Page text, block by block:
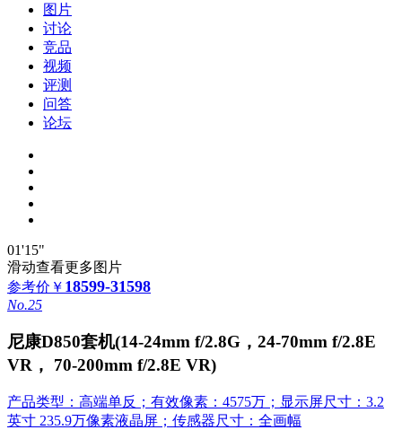
图片
讨论
竞品
视频
评测
问答
论坛
01'15"
滑动查看更多图片
参考价 ￥ 18599-31598
No.25
尼康D850套机(14-24mm f/2.8G，24-70mm f/2.8E
VR， 70-200mm f/2.8E VR)
产品类型：高端单反；有效像素：4575万；显示屏尺寸：3.2
英寸 235.9万像素液晶屏；传感器尺寸：全画幅